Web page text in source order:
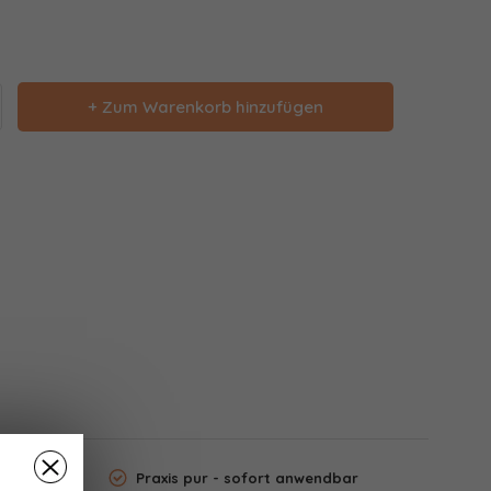
+ Zum Warenkorb hinzufügen
Praxis pur - sofort anwendbar